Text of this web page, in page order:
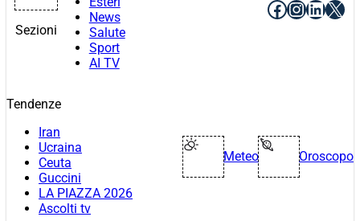
Sezioni
News
Salute
Sport
AI TV
Facebook
X
Tendenze
Iran
Ucraina
Ceuta
Guccini
LA PIAZZA 2026
Ascolti tv
Meteo Oroscopo